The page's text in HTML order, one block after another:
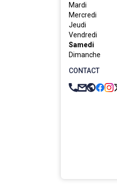
Mardi
Mercredi
Jeudi
Vendredi
Samedi
Dimanche
CONTACT